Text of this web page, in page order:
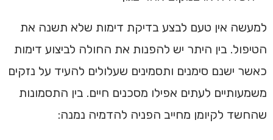
למעשה אין טעם לבצע בדיקת דימות שלא תשנה את
הטיפול. בין היתר יש להפנות את החולה לביצוע דימות
כאשר ישנם סימנים ותסמינים שעלולים להעיד על נזקים
משמעותיים לעתים אפילו מסכנים חיים. בין התסמונות
שהחשד לקיומן מחייב הפניה להדמיה נמנה: